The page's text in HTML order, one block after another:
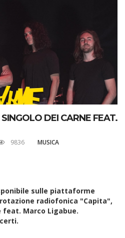
DEI CARNE FEAT.
9836 MUSICA
sulle piattaforme
radiofonica "Capita",
feat. Marco Ligabue.